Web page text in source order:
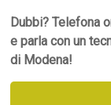
Dubbi? Telefona
e parla con un
di Modena!